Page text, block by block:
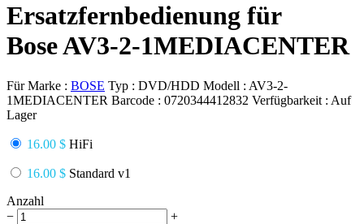
Ersatzfernbedienung für
Bose AV3-2-1MEDIACENTER
Für Marke : BOSE Typ : DVD/HDD Modell : AV3-2-
1MEDIACENTER Barcode : 0720344412832 Verfügbarkeit : Auf
Lager
16.00 $ HiFi
16.00 $ Standard v1
Anzahl
−
+